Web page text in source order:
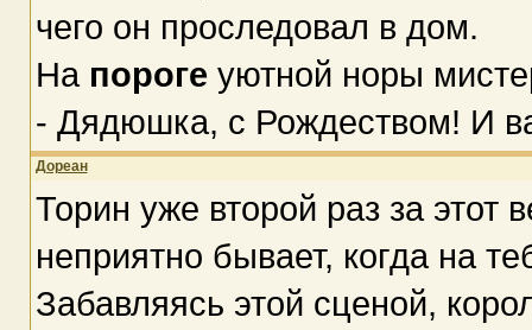
чего он проследовал в дом.
На пороге уютной норы
- Дядюшка, с Рождеством! И
Дореан
Торин уже второй раз за этот
неприятно бывает, когда на
Забавляясь этой сценой,